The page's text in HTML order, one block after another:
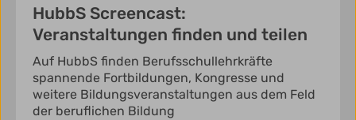
HubbS Screencast:
Veranstaltungen finden und teilen
Auf HubbS finden Berufsschullehrkräfte
spannende Fortbildungen, Kongresse und
weitere Bildungsveranstaltungen aus dem Feld
der beruflichen Bildung